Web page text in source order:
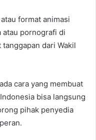
format animasi
atau pornografi di
dari Wakil
cara yang membuat
bisa langsung
pihak penyedia